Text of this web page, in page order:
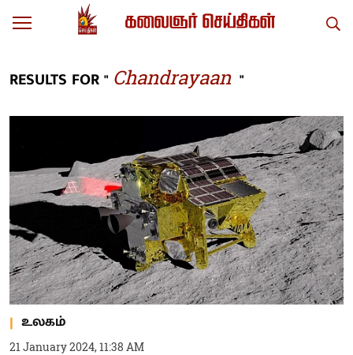
RESULTS FOR " Chandrayaan "
உலகம்
21 January 2024, 11:38 AM